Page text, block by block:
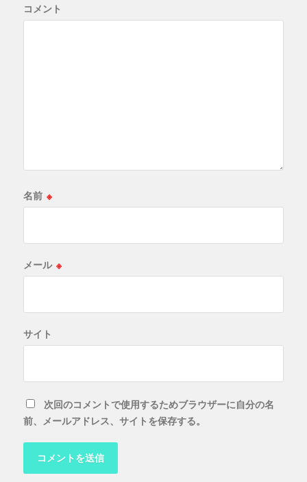
コメント
名前 ※
メール ※
サイト
次回のコメントで使用するためブラウザーに自分の名
前、メールアドレス、サイトを保存する。